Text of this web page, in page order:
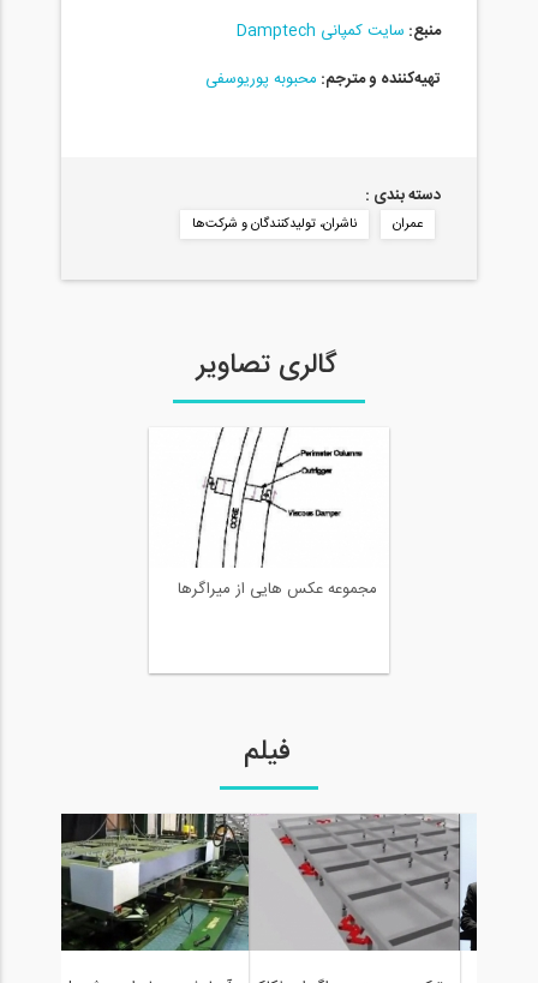
منبع: سایت کمپانی Damptech
تهیه‌کننده و مترجم: محبوبه پوریوسفی
دسته بندی :
عمران ناشران، تولیدکنندگان و شرکت‌ها
گالری تصاویر
مجموعه عکس هایی از میراگرها
فیلم